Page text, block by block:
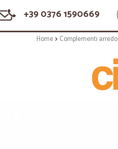
+39 0376 1590669
Home Complementi arredo